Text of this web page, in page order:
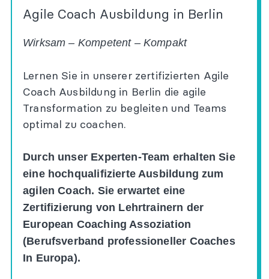
Agile Coach Ausbildung in Berlin
Wirksam – Kompetent – Kompakt
Lernen Sie in unserer zertifizierten Agile
Coach Ausbildung in Berlin die agile
Transformation zu begleiten und Teams
optimal zu coachen.
Durch unser Experten-Team erhalten Sie
eine hochqualifizierte Ausbildung zum
agilen Coach. Sie erwartet eine
Zertifizierung von Lehrtrainern der
European Coaching Assoziation
(Berufsverband professioneller Coaches
In Europa).